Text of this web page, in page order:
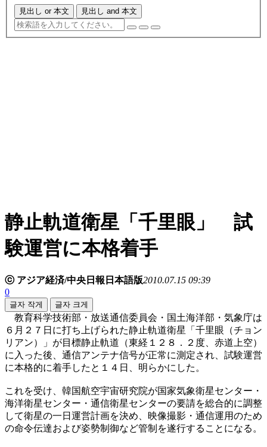
見出し or 本文 見出し and 本文
静止軌道衛星「千里眼」 試
験運営に本格着手
ⓒ アジア経済/中央日報日本語版2010.07.15 09:39
0
글자 작게 글자 크게
教育科学技術部・放送通信委員会・国土海洋部・気象庁は
６月２７日に打ち上げられた静止軌道衛星「千里眼（チョン
リアン）」が目標静止軌道（東経１２８．２度、赤道上空）
に入った後、通信アンテナ信号が正常に測定され、試験運営
に本格的に着手したと１４日、明らかにした。
これを受け、韓国航空宇宙研究院が国家気象衛星センター・
海洋衛星センター・通信衛星センターの要請を総合的に調整
して衛星の一日運営計画を決め、映像撮影・通信運用のため
の命令伝達および姿勢制御など管制を遂行することになる。